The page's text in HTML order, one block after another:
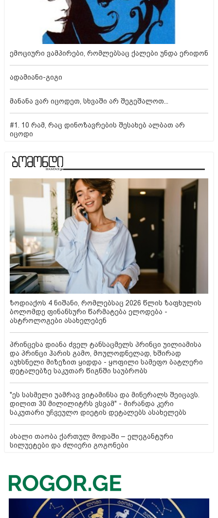
ემოციური ვამპირები, რომლებსაც ქალები უნდა ერიდონ
ადამიანი-გიგი
მანანა ვარ იცოდეთ, სხვაში არ შეგეშალოთ...
#1. 10 რამ, რაც დინოზავრების შესახებ ალბათ არ
იცოდი
ზოდიაქოს 4 ნიშანი, რომლებსაც 2026 წლის ზაფხულის
ბოლომდე ფინანსური წარმატება ელოდება -
ასტროლოგები ასახელებენ
პრინცესა დიანა ძველ ტანსაცმელს პრინცი უილიამისა
და პრინცი ჰარის გამო, მოულოდნელად, ხშირად
აუხსნელი მიზეზით ყიდდა - ყოფილი სამეფო ბატლერი
დეტალებზე საკუთარ წიგნში საუბრობს
"ეს სასმელი უამრავ ვიტამინსა და მინერალს შეიცავს.
დილით 30 მილილიტრს ვსვამ" - მირანდა კერი
საკუთარი უჩვეულო დიეტის დეტალებს ასახელებს
ახალი თაობა ქართულ მოდაში – ელეგანტური
სილუეტები და ძლიერი გოგონები